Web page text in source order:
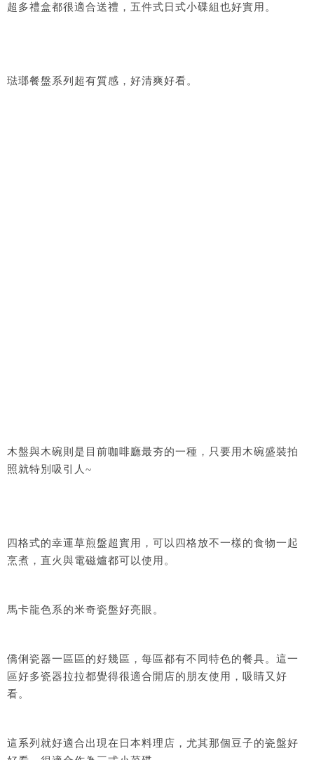
超多禮盒都很適合送禮，五件式日式小碟組也好實用。
琺瑯餐盤系列超有質感，好清爽好看。
木盤與木碗則是目前咖啡廳最夯的一種，只要用木碗盛裝拍
照就特別吸引人~
四格式的幸運草煎盤超實用，可以四格放不一樣的食物一起
烹煮，直火與電磁爐都可以使用。
馬卡龍色系的米奇瓷盤好亮眼。
僑俐瓷器一區區的好幾區，每區都有不同特色的餐具。這一
區好多瓷器拉拉都覺得很適合開店的朋友使用，吸睛又好
看。
這系列就好適合出現在日本料理店，尤其那個豆子的瓷盤好